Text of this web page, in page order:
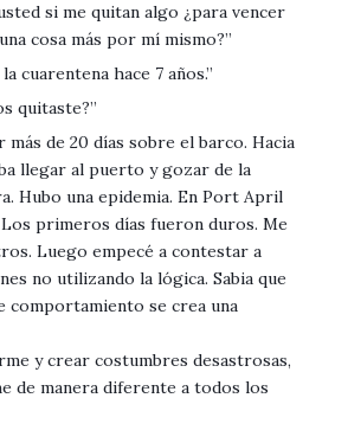
si me quitan algo ¿para vencer
cosa más por mí mismo?”
cuarentena hace 7 años.”
quitaste?”
más de 20 días sobre el barco. Hacia
llegar al puerto y gozar de la
Hubo una epidemia. En Port April
primeros días fueron duros. Me
Luego empecé a contestar a
no utilizando la lógica. Sabia que
comportamiento se crea una
y crear costumbres desastrosas,
de manera diferente a todos los